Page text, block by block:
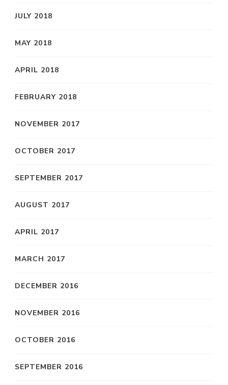
JULY 2018
MAY 2018
APRIL 2018
FEBRUARY 2018
NOVEMBER 2017
OCTOBER 2017
SEPTEMBER 2017
AUGUST 2017
APRIL 2017
MARCH 2017
DECEMBER 2016
NOVEMBER 2016
OCTOBER 2016
SEPTEMBER 2016